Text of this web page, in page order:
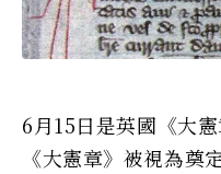
6月15日是英國《大
《大憲章》被視為奠